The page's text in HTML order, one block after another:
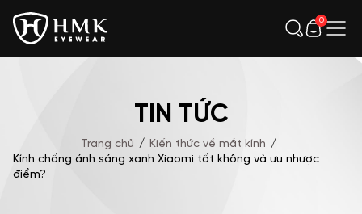
0
TIN TỨC
Trang chủ / Kiến thức về mắt kính /
Kính chống ánh sáng xanh Xiaomi tốt không và ưu nhược
điểm?